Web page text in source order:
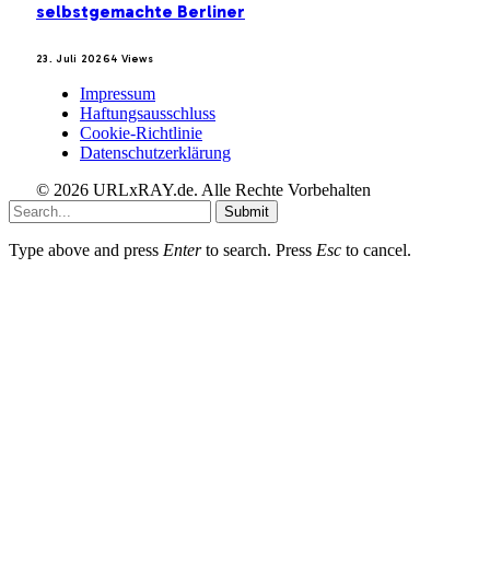
selbstgemachte Berliner
23. Juli 20264 Views
Impressum
Haftungsausschluss
Cookie-Richtlinie
Datenschutzerklärung
© 2026 URLxRAY.de. Alle Rechte Vorbehalten
Submit
Type above and press Enterto search. Press Esc to cancel.